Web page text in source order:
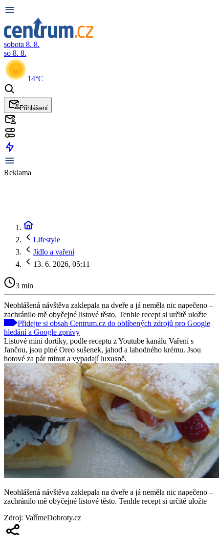
sobota 8. 8.
so 8. 8.
14°C
Přihlášení
Reklama
Lifestyle
Jídlo a vaření
13. 6. 2026, 05:11
3 min
Neohlášená návštěva zaklepala na dveře a já neměla nic napečeno –
zachránilo mě obyčejné listové těsto. Tenhle recept si určitě uložte
Přidejte si obsah Centrum.cz do oblíbených zdrojů pro Google
hledání a Google zprávy
Listové mini dortíky, podle receptu z Youtube kanálu Vaření s
Jančou, jsou plné Oreo sušenek, jahod a lahodného krému. Jsou
hotové za pár minut a vypadají luxusně.
Neohlášená návštěva zaklepala na dveře a já neměla nic napečeno –
zachránilo mě obyčejné listové těsto. Tenhle recept si určitě uložte
Zdroj: VařímeDobroty.cz